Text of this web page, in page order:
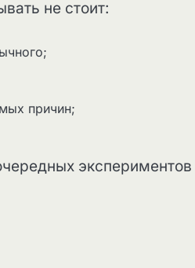
не стоит:
причин;
экспериментов